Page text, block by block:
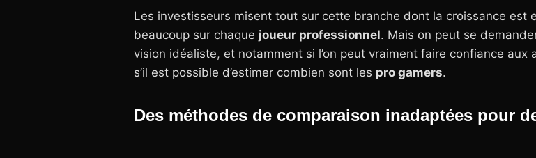
Les investisseurs misent tout sur cette branche dont la croissance est
beaucoup sur chaque joueur professionnel. Mais on peut se
vision idéaliste, et notamment si l’on peut vraiment faire confiance
s’il est possible d’estimer combien sont les pro gamers.
Des méthodes de comparaison inadaptées pour